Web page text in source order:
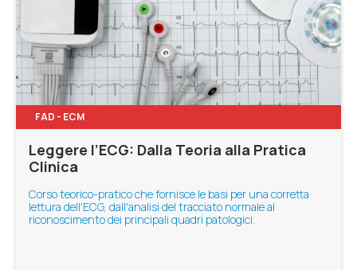
FAD - ECM
Leggere l’ECG: Dalla Teoria alla Pratica
Clinica
Corso teorico-pratico che fornisce le basi per una corretta
lettura dell'ECG, dall'analisi del tracciato normale al
riconoscimento dei principali quadri patologici.